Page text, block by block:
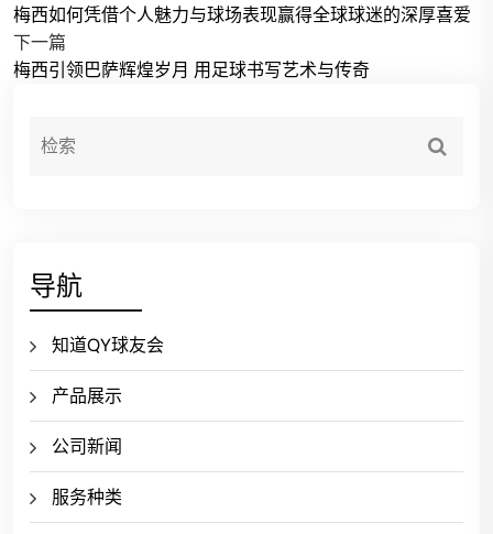
梅西如何凭借个人魅力与球场表现赢得全球球迷的深厚喜爱
下一篇
梅西引领巴萨辉煌岁月 用足球书写艺术与传奇
导航
知道QY球友会
产品展示
公司新闻
服务种类